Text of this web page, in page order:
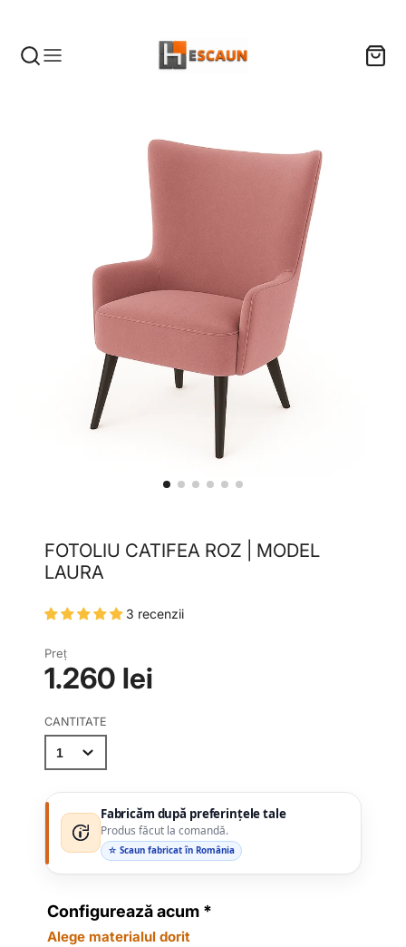
FOTOLIU CATIFEA ROZ | MODEL
LAURA
3 recenzii
Preț
1.260 lei
CANTITATE
Fabricăm după preferințele tale
Produs făcut la comandă.
☆ Scaun fabricat în România
Configurează acum *
Alege materialul dorit